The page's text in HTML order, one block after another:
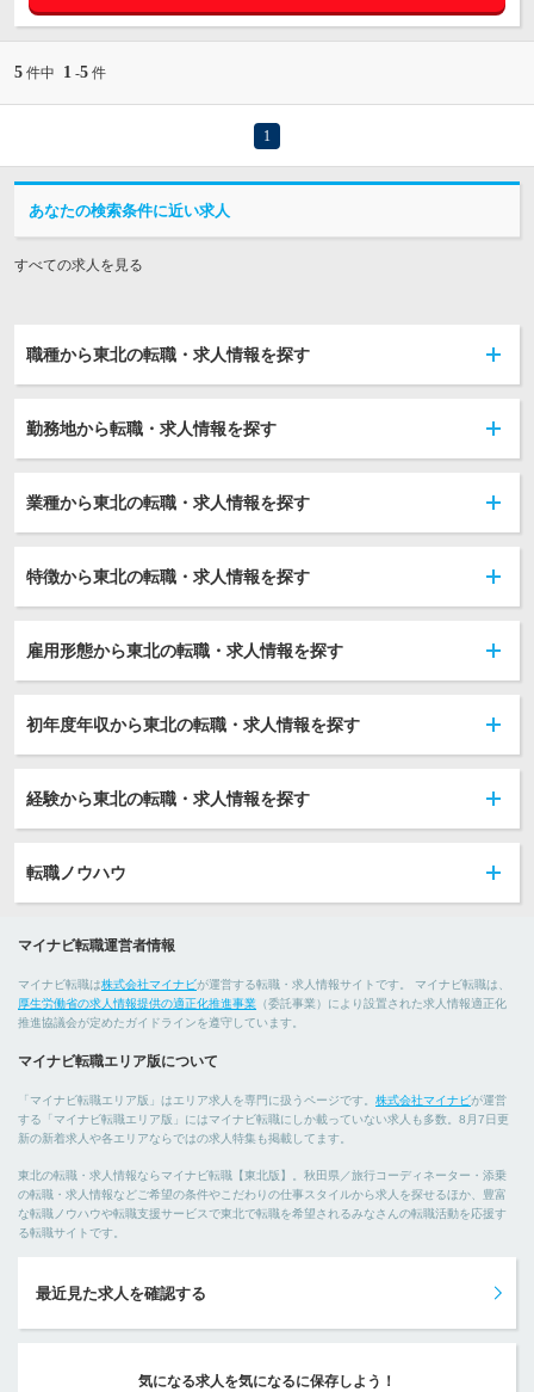
5 件中 1 -5 件
1
あなたの検索条件に近い求人
すべての求人を見る
職種から東北の転職・求人情報を探す
勤務地から転職・求人情報を探す
業種から東北の転職・求人情報を探す
特徴から東北の転職・求人情報を探す
雇用形態から東北の転職・求人情報を探す
初年度年収から東北の転職・求人情報を探す
経験から東北の転職・求人情報を探す
転職ノウハウ
マイナビ転職運営者情報
マイナビ転職は株式会社マイナビが運営する転職・求人情報サイトです。 マイナビ転職は、
厚生労働省の求人情報提供の適正化推進事業 （委託事業）により設置された求人情報適正化
推進協議会が定めたガイドラインを遵守しています。
マイナビ転職エリア版について
「マイナビ転職エリア版」はエリア求人を専門に扱うページです。 株式会社マイナビが運営
する「マイナビ転職エリア版」にはマイナビ転職にしか載っていない求人も多数。8月7日更
新の新着求人や各エリアならではの求人特集も掲載してます。
東北の転職・求人情報ならマイナビ転職【東北版】。秋田県／旅行コーディネーター・添乗
の転職・求人情報などご希望の条件やこだわりの仕事スタイルから求人を探せるほか、豊富
な転職ノウハウや転職支援サービスで東北で転職を希望されるみなさんの転職活動を応援す
る転職サイトです。
最近見た求人を確認する
気になる求人を気になるに保存しよう！